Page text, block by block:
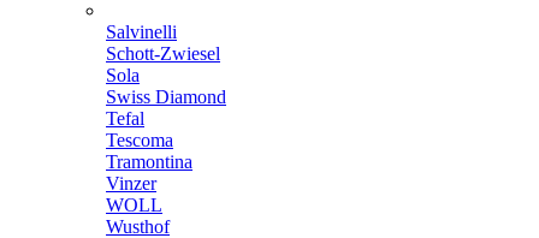
Salvinelli
Schott-Zwiesel
Sola
Swiss Diamond
Tefal
Tescoma
Tramontina
Vinzer
WOLL
Wusthof